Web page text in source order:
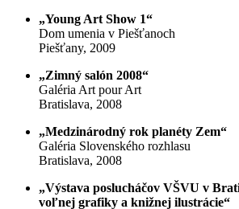
„Young Art Show 1“
Dom umenia v Piešťanoch
Piešťany, 2009
„Zimný salón 2008“
Galéria Art pour Art
Bratislava, 2008
„Medzinárodný rok planéty Zem“
Galéria Slovenského rozhlasu
Bratislava, 2008
„Výstava poslucháčov VŠVU v
voľnej grafiky a knižnej ilustrácie“